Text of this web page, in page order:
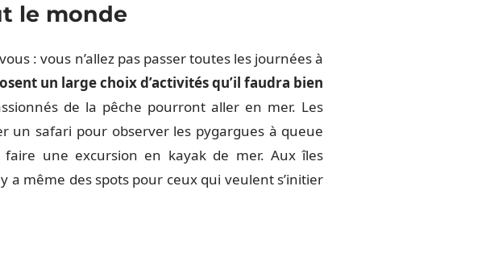
le monde
: vous n’allez pas passer toutes les journées à
un large choix d’activités qu’il faudra bien
de la pêche pourront aller en mer. Les
safari pour observer les pygargues à queue
une excursion en kayak de mer. Aux îles
a même des spots pour ceux qui veulent s’initier